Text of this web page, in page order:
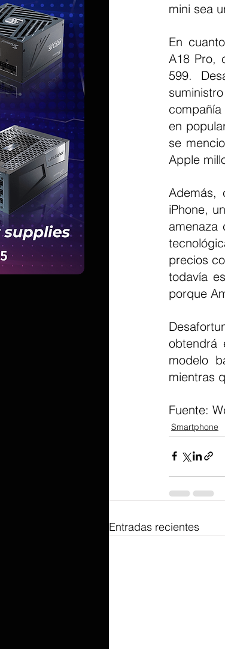
mini sea
En
A18 Pro,
599.
en
se
Apple
Además,
iPhone,
amenaza
precios
todavía
porque
obtendrá
modelo
mientras
Fuente:
Smartphone
Entradas recientes